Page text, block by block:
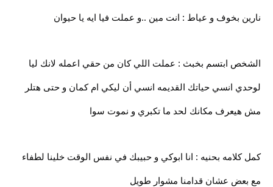
نارين بخوف و عياط : انت مين ..و عملت فيا ايه يا حيوان
الشخص ابتسم بخبث : عملت اللي كان من حقي اعمله لانك ليا
لوحدي انسي حياتك القديمه انسي أن ليكي ام كمان و حتى هتلر
مش هيعرف مكانك لحد ما تكبري و نموت سوا
كمل كلامه بحنيه : انا ابوكي و حبيبك في نفس الوقت خلينا لطفاء
مع بعض عشان قدامنا مشوار طويل